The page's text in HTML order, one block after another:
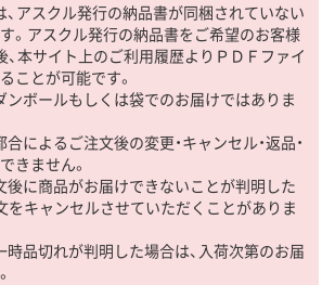
、アスクル発行の納品書が同梱されていない
。アスクル発行の納品書をご希望のお客様
、本サイト上のご利用履歴よりＰＤＦファイ
ことが可能です。
ンボールもしくは袋でのお届けではありま
合によるご注文後の変更・キャンセル・返品・
きません。
後に商品がお届けできないことが判明した
をキャンセルさせていただくことがありま
時品切れが判明した場合は、入荷次第のお届